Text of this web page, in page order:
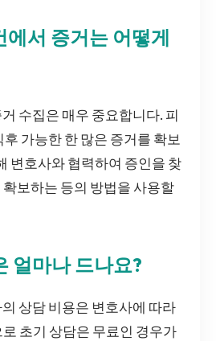
에서 증거는 어떻게
수집은 매우 중요합니다. 피
가능한 한 많은 증거를 확보
변호사와 협력하여 증인을 찾
보하는 등의 방법을 사용할
얼마나 드나요?
상담 비용은 변호사에 따라
초기 상담은 무료인 경우가